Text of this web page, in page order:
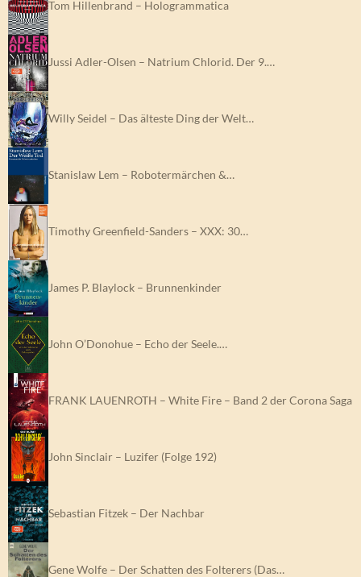
Tom Hillenbrand – Hologrammatica
Jussi Adler-Olsen – Natrium Chlorid. Der 9.…
Willy Seidel – Das älteste Ding der Welt…
Stanislaw Lem – Robotermärchen &…
Timothy Greenfield-Sanders – XXX: 30…
James P. Blaylock – Brunnenkinder
John O’Donohue – Echo der Seele.…
FRANK LAUENROTH – White Fire – Band 2 der Corona Saga
John Sinclair – Luzifer (Folge 192)
Sebastian Fitzek – Der Nachbar
Gene Wolfe – Der Schatten des Folterers (Das…